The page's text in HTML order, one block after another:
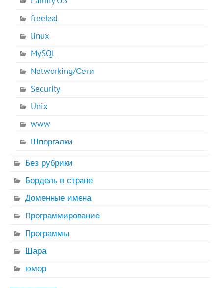
freebsd
linux
MySQL
Networking/Сети
Security
Unix
www
Шпоргалки
Без рубрики
Бордель в стране
Доменные имена
Программирование
Программы
Шара
юмор